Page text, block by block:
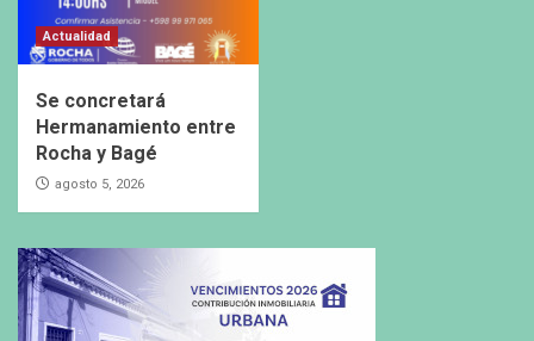
Actualidad
Se concretará
Hermanamiento entre
Rocha y Bagé
agosto 5, 2026